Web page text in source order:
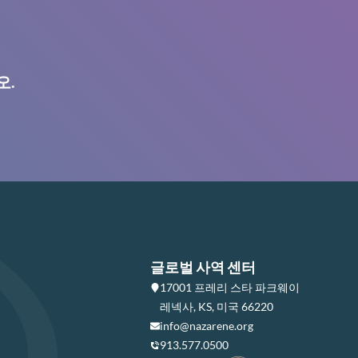
.
글로벌 사역 센터
17001 프레리 스타 파크웨이
레넥사, KS, 미국 66220
info@nazarene.org
913.577.0500